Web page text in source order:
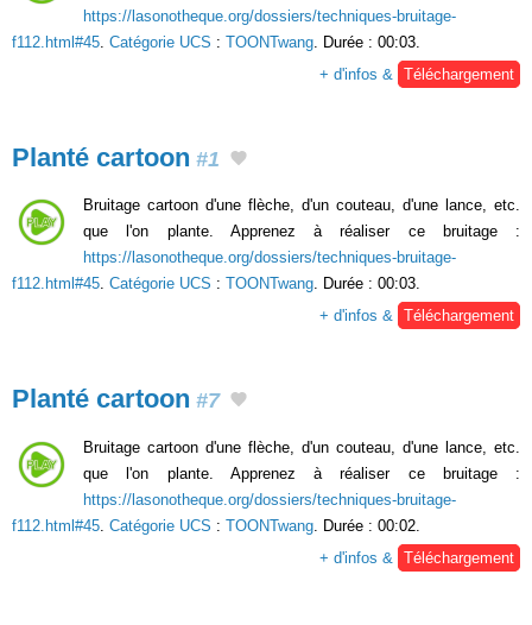
https://lasonotheque.org/dossiers/techniques-bruitage-
f112.html#45 Catégorie UCS : TOONTwang . Durée : 00:03.
+ d'infos &
Téléchargement
Planté cartoon #1
Bruitage cartoon d'une flèche, d'un couteau, d'une lance, etc.
que l'on plante. Apprenez à réaliser ce bruitage :
https://lasonotheque.org/dossiers/techniques-bruitage-
f112.html#45. Catégorie UCS : TOONTwang. Durée : 00:03.
+ d'infos & Téléchargement
Planté cartoon #7
Bruitage cartoon d'une flèche, d'un couteau, d'une lance, etc.
que l'on plante. Apprenez à réaliser ce bruitage :
https://lasonotheque.org/dossiers/techniques-bruitage-
f112.html#45. Catégorie UCS : TOONTwang. Durée : 00:02.
+ d'infos & Téléchargement